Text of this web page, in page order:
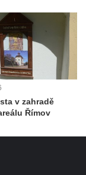
v zahradě
Římov